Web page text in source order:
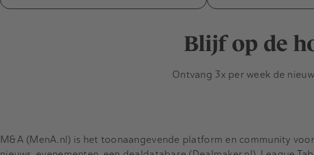
Blijf op de
Ontvang 3x per week de
M&A (MenA.nl) is het toonaangevende platform en community